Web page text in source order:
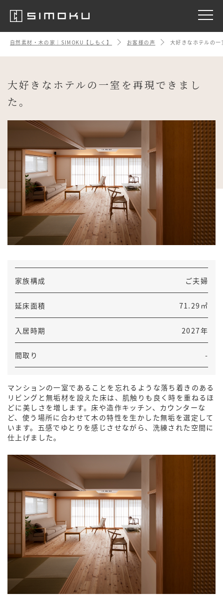
自然素材・木の家｜SIMOKU【しもく】 お客様の声 大好きなホテルの
大好きなホテルの一室を再現できまし
た。
家族構成 ご夫婦
延床面積 71.29㎡
入居時期 2027年
間取り -
マンションの一室であることを忘れるような落ち着きのある
リビングと無垢材を設えた床は、肌触りも良く時を重ねるほ
どに美しさを増します。床や造作キッチン、カウンターな
ど、使う場所に合わせて木の特性を生かした無垢を選定して
います。五感でゆとりを感じさせながら、洗練された空間に
仕上げました。